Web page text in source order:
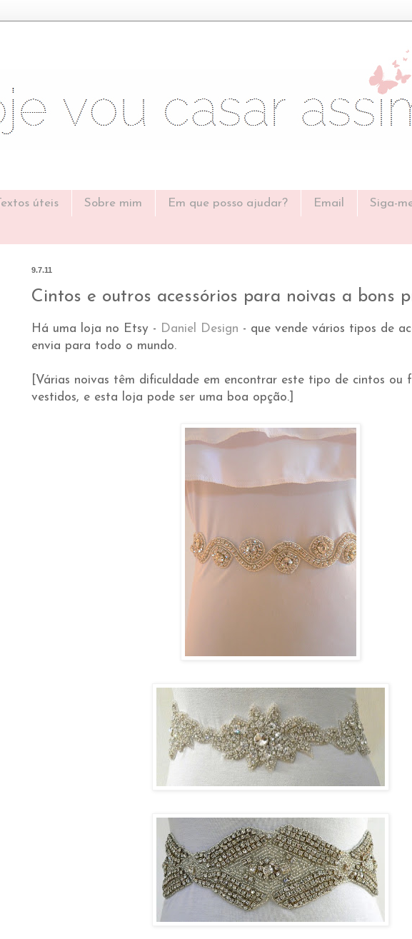
Textos úteis Sobre mim Em que posso ajudar? Email Siga-
9.7.11
Cintos e outros acessórios para noivas a bons
Há uma loja no Etsy - Daniel Design - que vende vários tipos de
envia para todo o mundo.
[Várias noivas têm dificuldade em encontrar este tipo de cintos ou
vestidos, e esta loja pode ser uma boa opção.]